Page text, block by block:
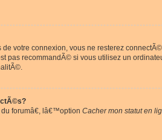
de votre connexion, vous ne resterez
recommandÃ© si vous utilisez un
forumâ€, lâ€™option Cacher mon statut en